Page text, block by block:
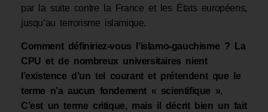
par la suite contre la France et les États européens,
jusqu’au terrorisme islamique.
Comment définiriez-vous l’islamo-gauchisme ? La
CPU et de nombreux universitaires nient
l’existence d’un tel courant et prétendent que le
terme n’a aucun fondement « scientifique ».
C’est un terme critique, mais il décrit bien un fait